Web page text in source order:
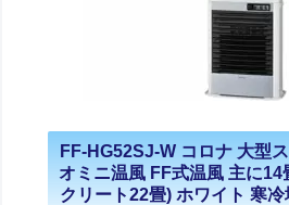
FF-HG52SJ-W コロナ 大型
オミニ温風 FF式温風 主に14
クリート22畳) ホワイト 寒